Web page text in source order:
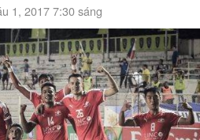
1, 2017 7:30 sáng